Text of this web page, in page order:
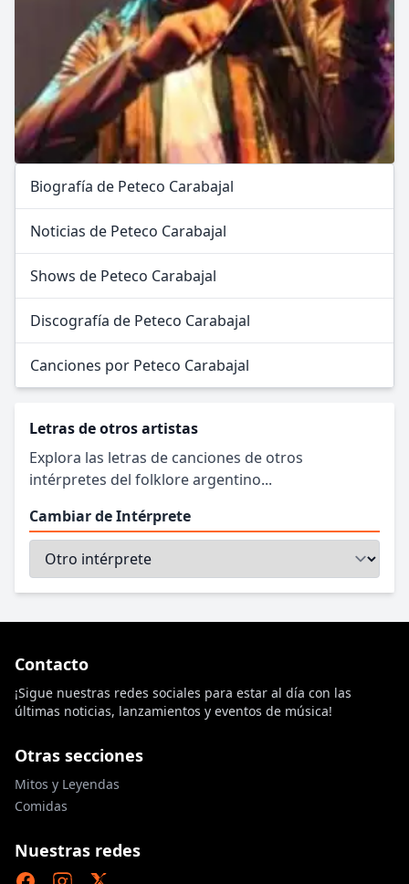
Biografía de Peteco Carabajal
Noticias de Peteco Carabajal
Shows de Peteco Carabajal
Discografía de Peteco Carabajal
Canciones por Peteco Carabajal
Letras de otros artistas
Explora las letras de canciones de otros
intérpretes del folklore argentino...
Cambiar de Intérprete
Contacto
¡Sigue nuestras redes sociales para estar al día con las
últimas noticias, lanzamientos y eventos de música!
Otras secciones
Mitos y Leyendas
Comidas
Nuestras redes